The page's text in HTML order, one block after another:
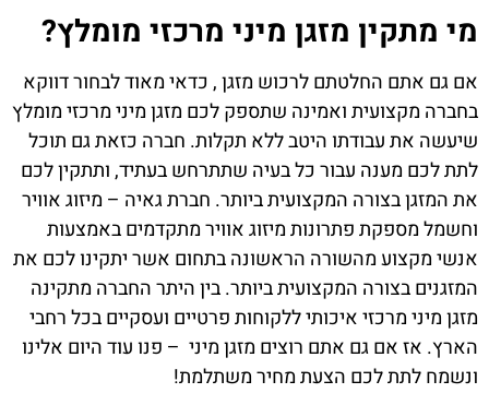
מי מתקין מזגן מיני מרכזי מומלץ?
אם גם אתם החלטתם לרכוש מזגן , כדאי מאוד לבחור דווקא
בחברה מקצועית ואמינה שתספק לכם מזגן מיני מרכזי מומלץ
שיעשה את עבודתו היטב ללא תקלות. חברה כזאת גם תוכל
לתת לכם מענה עבור כל בעיה שתתרחש בעתיד, ותתקין לכם
את המזגן בצורה המקצועית ביותר. חברת גאיה – מיזוג אוויר
וחשמל מספקת פתרונות מיזוג אוויר מתקדמים באמצעות
אנשי מקצוע מהשורה הראשונה בתחום אשר יתקינו לכם את
המזגנים בצורה המקצועית ביותר. בין היתר החברה מתקינה
מזגן מיני מרכזי איכותי ללקוחות פרטיים ועסקיים בכל רחבי
הארץ. אז אם גם אתם רוצים מזגן מיני – פנו עוד היום אלינו
ונשמח לתת לכם הצעת מחיר משתלמת!